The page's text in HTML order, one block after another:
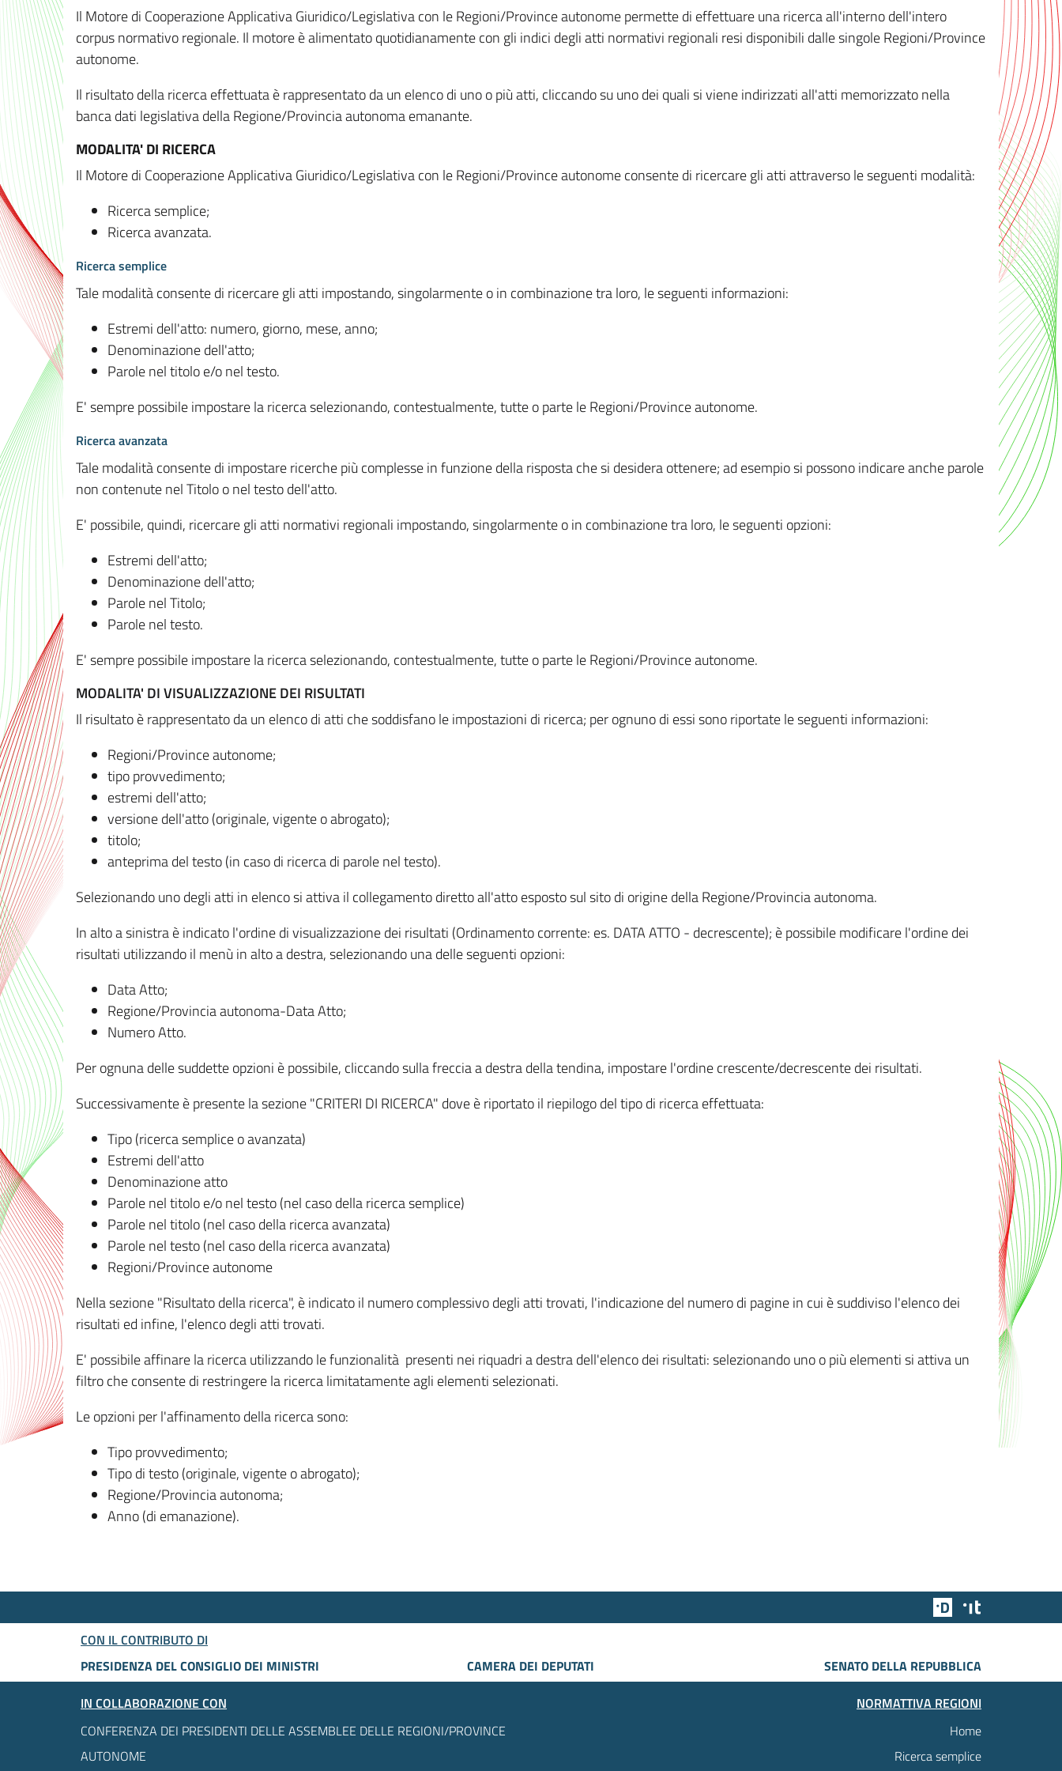
Il Motore di Cooperazione Applicativa Giuridico/Legislativa con le Regioni/Province autonome permette di effettuare una ricerca all'interno dell'intero
corpus normativo regionale. Il motore è alimentato quotidianamente con gli indici degli atti normativi regionali resi disponibili dalle singole Regioni/Province
autonome.
Il risultato della ricerca effettuata è rappresentato da un elenco di uno o più atti, cliccando su uno dei quali si viene indirizzati all'atti memorizzato nella
banca dati legislativa della Regione/Provincia autonoma emanante.
MODALITA' DI RICERCA
Il Motore di Cooperazione Applicativa Giuridico/Legislativa con le Regioni/Province autonome consente di ricercare gli atti attraverso le seguenti modalità:
Ricerca semplice;
Ricerca avanzata.
Ricerca semplice
Tale modalità consente di ricercare gli atti impostando, singolarmente o in combinazione tra loro, le seguenti informazioni:
Estremi dell'atto: numero, giorno, mese, anno;
Denominazione dell'atto;
Parole nel titolo e/o nel testo.
E' sempre possibile impostare la ricerca selezionando, contestualmente, tutte o parte le Regioni/Province autonome.
Ricerca avanzata
Tale modalità consente di impostare ricerche più complesse in funzione della risposta che si desidera ottenere; ad esempio si possono indicare anche parole
non contenute nel Titolo o nel testo dell'atto.
E' possibile, quindi, ricercare gli atti normativi regionali impostando, singolarmente o in combinazione tra loro, le seguenti opzioni:
Estremi dell'atto;
Denominazione dell'atto;
Parole nel Titolo;
Parole nel testo.
E' sempre possibile impostare la ricerca selezionando, contestualmente, tutte o parte le Regioni/Province autonome.
MODALITA' DI VISUALIZZAZIONE DEI RISULTATI
Il risultato è rappresentato da un elenco di atti che soddisfano le impostazioni di ricerca; per ognuno di essi sono riportate le seguenti informazioni:
Regioni/Province autonome;
tipo provvedimento;
estremi dell'atto;
versione dell'atto (originale, vigente o abrogato);
titolo;
anteprima del testo (in caso di ricerca di parole nel testo).
Selezionando uno degli atti in elenco si attiva il collegamento diretto all'atto esposto sul sito di origine della Regione/Provincia autonoma.
In alto a sinistra è indicato l'ordine di visualizzazione dei risultati (Ordinamento corrente: es. DATA ATTO - decrescente); è possibile modificare l'ordine dei
risultati utilizzando il menù in alto a destra, selezionando una delle seguenti opzioni:
Data Atto;
Regione/Provincia autonoma-Data Atto;
Numero Atto.
Per ognuna delle suddette opzioni è possibile, cliccando sulla freccia a destra della tendina, impostare l'ordine crescente/decrescente dei risultati.
Successivamente è presente la sezione "CRITERI DI RICERCA" dove è riportato il riepilogo del tipo di ricerca effettuata:
Tipo (ricerca semplice o avanzata)
Estremi dell'atto
Denominazione atto
Parole nel titolo e/o nel testo (nel caso della ricerca semplice)
Parole nel titolo (nel caso della ricerca avanzata)
Parole nel testo (nel caso della ricerca avanzata)
Regioni/Province autonome
Nella sezione "Risultato della ricerca", è indicato il numero complessivo degli atti trovati, l'indicazione del numero di pagine in cui è suddiviso l'elenco dei
risultati ed infine, l'elenco degli atti trovati.
E' possibile affinare la ricerca utilizzando le funzionalità presenti nei riquadri a destra dell'elenco dei risultati: selezionando uno o più elementi si attiva un
filtro che consente di restringere la ricerca limitatamente agli elementi selezionati.
Le opzioni per l'affinamento della ricerca sono:
Tipo provvedimento;
Tipo di testo (originale, vigente o abrogato);
Regione/Provincia autonoma;
Anno (di emanazione).
Team Digitale
CON IL CONTRIBUTO DI
PRESIDENZA DEL CONSIGLIO DEI MINISTRI
CAMERA DEI DEPUTATI
SENATO DELLA REPUBBLICA
IN COLLABORAZIONE CON
CONFERENZA DEI PRESIDENTI DELLE ASSEMBLEE DELLE REGIONI/PROVINCE
AUTONOME
NORMATTIVA REGIONI
Home
Ricerca semplice